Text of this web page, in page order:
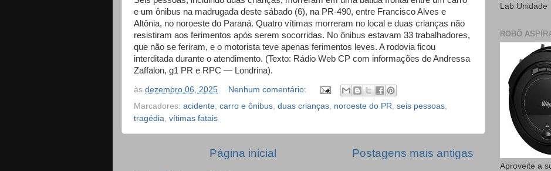
e um ônibus na madrugada deste sábado (6), na PR-490, entre Francisco Alves e
Altônia, no noroeste do Paraná. Quatro vítimas morreram no local e duas crianças não
resistiram aos ferimentos após serem socorridas. No ônibus estavam 33 trabalhadores,
que não se feriram, e o motorista teve apenas ferimentos leves. A rodovia ficou
interditada durante o atendimento. (Texto: Rádio Web CP com informações de Andressa
Zaffalon, g1 PR e RPC — Londrina).
às dezembro 06, 2025
Nenhum comentário:
Marcadores: acidente carro e ônibus duas crianças noroeste do PR seis pessoas
tragédia vítimas fatais
Postagens mais antigas
Página inicial
Lab Unidade
ROBÔ
Aproveite a